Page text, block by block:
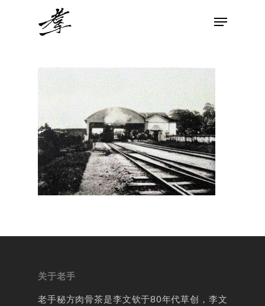
Hit enter to search or ESC to close
关于老手
老手秘方肉骨茶是李文钦于80年代草创，李文